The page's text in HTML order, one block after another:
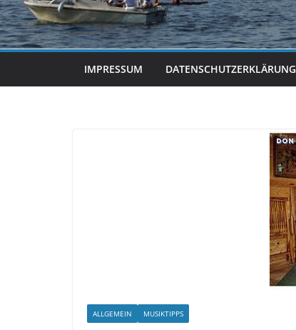
IMPRESSUM DATENSCHUTZERKLÄRUNG
ALLGEMEIN MUSIKTIPPS